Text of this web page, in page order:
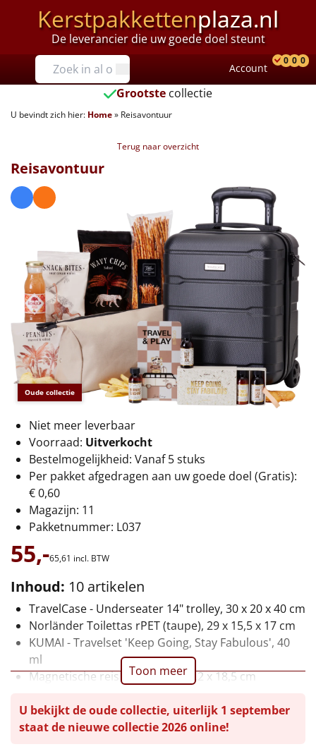
Kerstpakkettenplaza.nl
De leverancier die uw goede doel steunt
Prijzen
Tot €25
€25 tot €35
€40 tot €45
€50 tot €55
€55 tot €75
€75 tot €100
€100 en hoger
Alle kerstpakketten 2026
Thema
Origineel
Rituals
Luxe
Mannen
Vrouwen
Duurzaam
Leuke
Uniek
Account
0 0 0
Grootste collectie
U bevindt zich hier: Home» Reisavontuur
Terug naar overzicht
Oude collectie
Reisavontuur
Niet meer leverbaar
Voorraad: Uitverkocht
Bestelmogelijkheid: Vanaf 5 stuks
Per pakket afgedragen aan uw goede doel (Gratis):
€ 0,60
Magazijn: 11
Pakketnummer: L037
55,-65,61 incl. BTW
Inhoud: 10 artikelen
TravelCase - Underseater 14" trolley, 30 x 20 x 40 cm
Norländer Toilettas rPET (taupe), 29 x 15,5 x 17 cm
KUMAI - Travelset 'Keep Going, Stay Fabulous', 40
ml
Magnetische reisbingo, 10,2 x 1,2 x 18,5 cm
Pinda's, 100 gr
Ribbelchips, 90 gr
Toon meer
U bekijkt de oude collectie, uiterlijk 1 september
staat de nieuwe collectie 2026 online!